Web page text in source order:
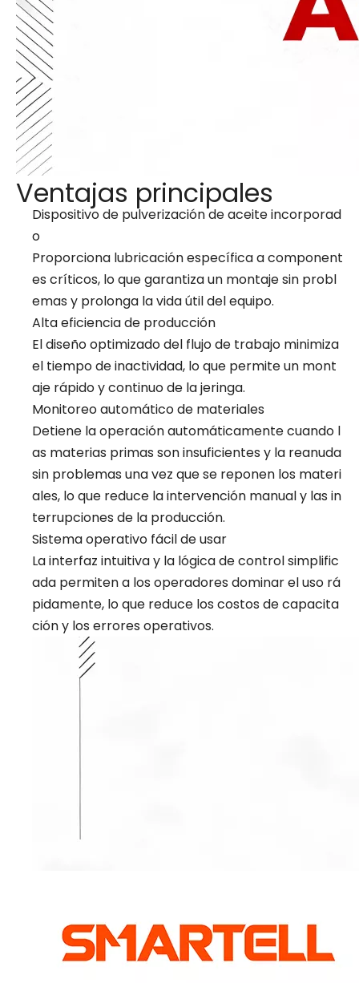
Ventajas principales
Dispositivo de pulverización de aceite incorporad
o
Proporciona lubricación específica a component
es críticos, lo que garantiza un montaje sin probl
emas y prolonga la vida útil del equipo.
Alta eficiencia de producción
El diseño optimizado del flujo de trabajo minimiza
el tiempo de inactividad, lo que permite un mont
aje rápido y continuo de la jeringa.
Monitoreo automático de materiales
Detiene la operación automáticamente cuando l
as materias primas son insuficientes y la reanuda
sin problemas una vez que se reponen los materi
ales, lo que reduce la intervención manual y las in
terrupciones de la producción.
Sistema operativo fácil de usar
La interfaz intuitiva y la lógica de control simplific
ada permiten a los operadores dominar el uso rá
pidamente, lo que reduce los costos de capacita
ción y los errores operativos.